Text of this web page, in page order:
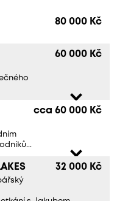
80 000 Kč
60 000 Kč
cca 60 000 Kč
32 000 Kč